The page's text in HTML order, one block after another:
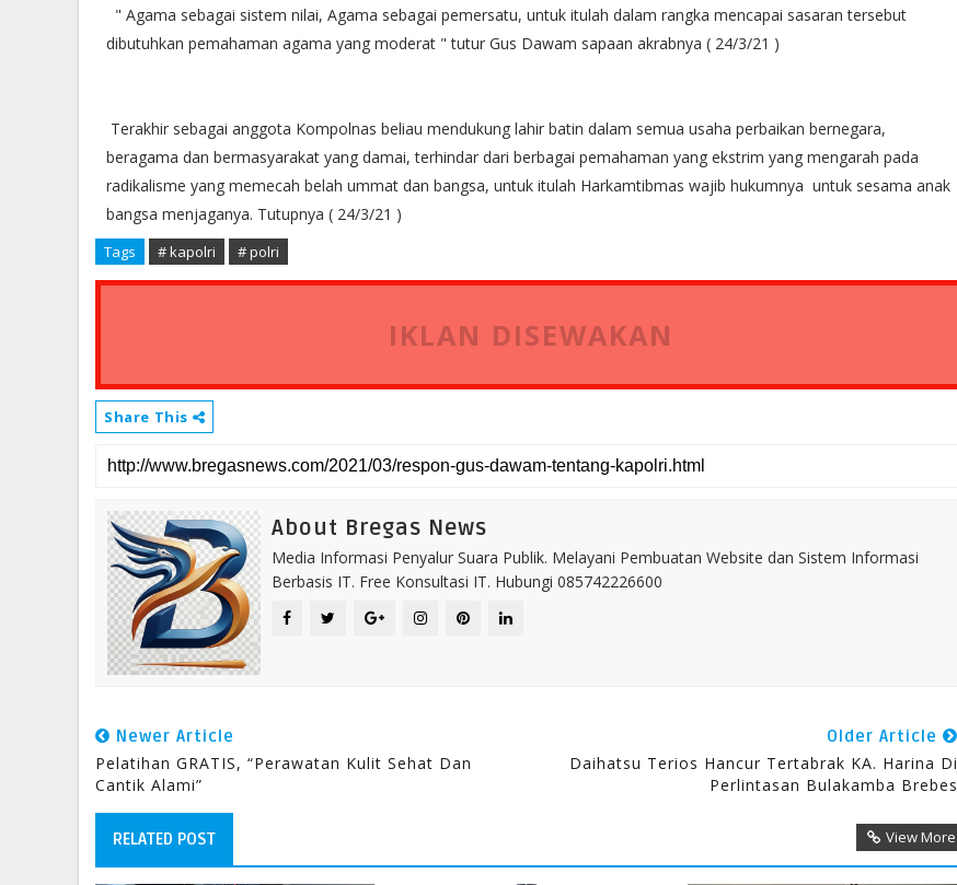
" Agama sebagai sistem nilai, Agama sebagai pemersatu, untuk itulah dalam rangka mencapai sasaran tersebut
dibutuhkan pemahaman agama yang moderat " tutur Gus Dawam sapaan akrabnya ( 24/3/21 )
Terakhir sebagai anggota Kompolnas beliau mendukung lahir batin dalam semua usaha perbaikan bernegara,
beragama dan bermasyarakat yang damai, terhindar dari berbagai pemahaman yang ekstrim yang mengarah pada
radikalisme yang memecah belah ummat dan bangsa, untuk itulah Harkamtibmas wajib hukumnya untuk sesama anak
bangsa menjaganya. Tutupnya ( 24/3/21 )
Tags # kapolri # polri
IKLAN DISEWAKAN
Share This
About Bregas News
Media Informasi Penyalur Suara Publik. Melayani Pembuatan Website dan Sistem Informasi
Berbasis IT. Free Konsultasi IT. Hubungi 085742226600
Newer Article
Pelatihan GRATIS, “Perawatan Kulit Sehat Dan
Cantik Alami”
Older Article
Daihatsu Terios Hancur Tertabrak KA. Harina Di
Perlintasan Bulakamba Brebes
RELATED POST View More